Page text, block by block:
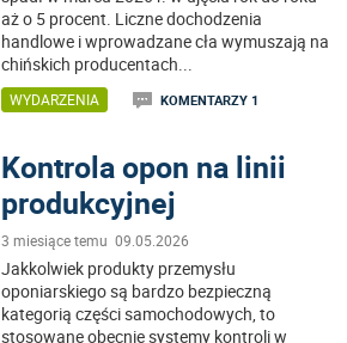
aż o 5 procent. Liczne dochodzenia
handlowe i wprowadzane cła wymuszają na
chińskich producentach...
WYDARZENIA KOMENTARZY 1
Kontrola opon na linii
produkcyjnej
3 miesiące temu 09.05.2026
Jakkolwiek produkty przemysłu
oponiarskiego są bardzo bezpieczną
kategorią części samochodowych, to
stosowane obecnie systemy kontroli w